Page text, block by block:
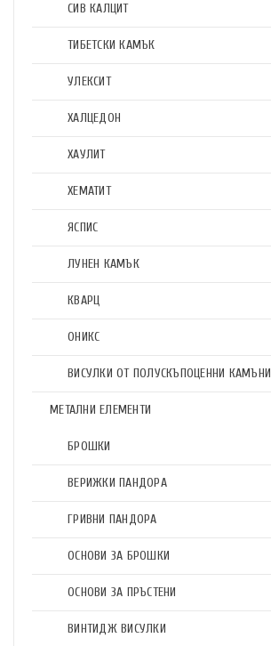
СИВ КАЛЦИТ
ТИБЕТСКИ КАМЪК
УЛЕКСИТ
ХАЛЦЕДОН
ХАУЛИТ
ХЕМАТИТ
ЯСПИС
ЛУНЕН КАМЪК
КВАРЦ
ОНИКС
ВИСУЛКИ ОТ ПОЛУСКЪПОЦЕННИ КАМЪНИ
МЕТАЛНИ ЕЛЕМЕНТИ
БРОШКИ
ВЕРИЖКИ ПАНДОРА
ГРИВНИ ПАНДОРА
ОСНОВИ ЗА БРОШКИ
ОСНОВИ ЗА ПРЪСТЕНИ
ВИНТИДЖ ВИСУЛКИ